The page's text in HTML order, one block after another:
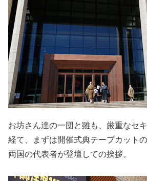
お坊さん達の一団と雖も、厳重なセ
経て、まずは開催式典テープカットの
両国の代表者が登壇しての挨拶。